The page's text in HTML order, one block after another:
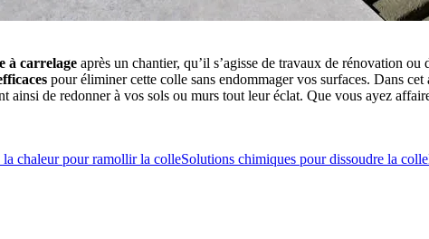
à carrelage après un chantier, qu’il s’agisse de travaux de rénovation
pour éliminer cette colle sans endommager vos surfaces. Dans
ainsi de redonner à vos sols ou murs tout leur éclat. Que vous ayez
chaleur pour ramollir la colleSolutions chimiques pour dissoudre la colle